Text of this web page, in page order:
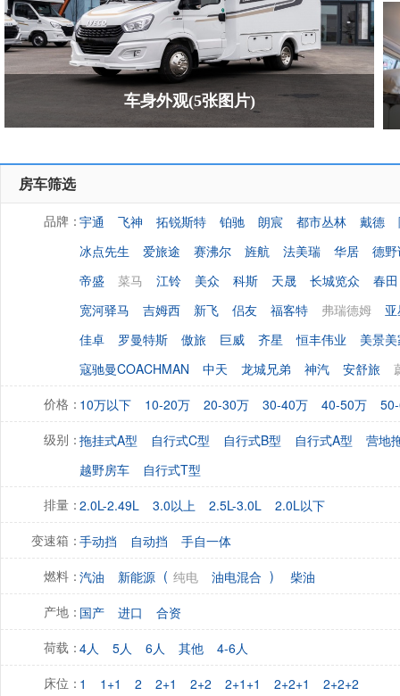
车身外观(5张图片)
房车筛选
品牌：宇通 飞神 拓锐斯特 铂驰 朗宸 都市丛林 戴德
冰点先生
爱旅途 赛沸尔 旌航 法美瑞 华居
德
帝盛
菜马 江铃 美众 科斯 天晟 长城览众
春田
宽河驿马
吉姆西 新飞 侣友 福客特 弗瑞德姆
佳卓
罗曼特斯 傲旅 巨威 齐星 恒丰伟业
美景
寇驰曼COACHMAN
中天 龙城兄弟 神汽 安舒旅
价格：10万以下 10-20万 20-30万 30-40万 40-50万
级别：拖挂式A型 自行式C型 自行式B型 自行式A型
营地
越野房车
自行式T型
排量：2.0L-2.49L 3.0以上 2.5L-3.0L 2.0L以下
变速箱：手动挡 自动挡 手自一体
燃料：汽油 新能源 ( 纯电 油电混合 ) 柴油
产地：国产 进口 合资
荷载：4人 5人 6人 其他 4-6人
床位：1 1+1 2 2+1 2+2 2+1+1 2+2+1 2+2+2